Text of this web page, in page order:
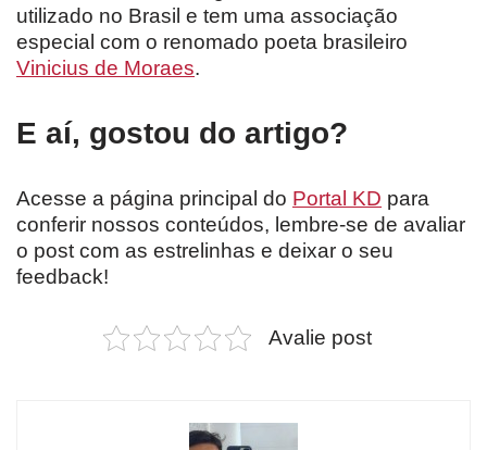
utilizado no Brasil e tem uma associação
especial com o renomado poeta brasileiro
Vinicius de Moraes.
E aí, gostou do artigo?
Acesse a página principal do Portal KD para
conferir nossos conteúdos, lembre-se de avaliar
o post com as estrelinhas e deixar o seu
feedback!
Avalie post